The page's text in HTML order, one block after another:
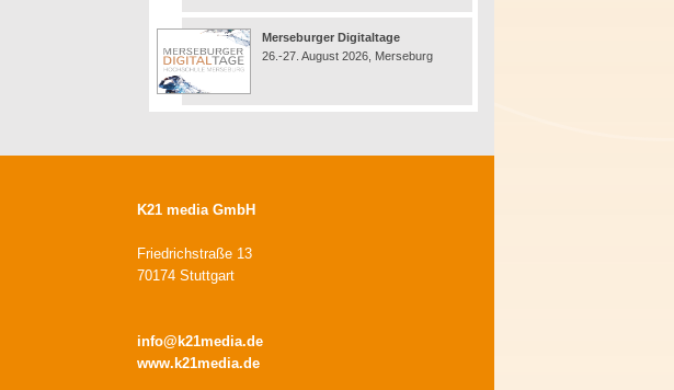
Merseburger Digitaltage
26.-27. August 2026, Merseburg
K21 media GmbH
Friedrichstraße 13
70174 Stuttgart
info@k21media.de
www.k21media.de